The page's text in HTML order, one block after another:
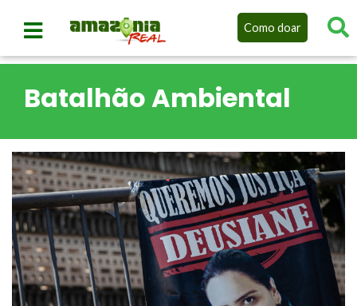
Como doar
Batalhão Ambiental